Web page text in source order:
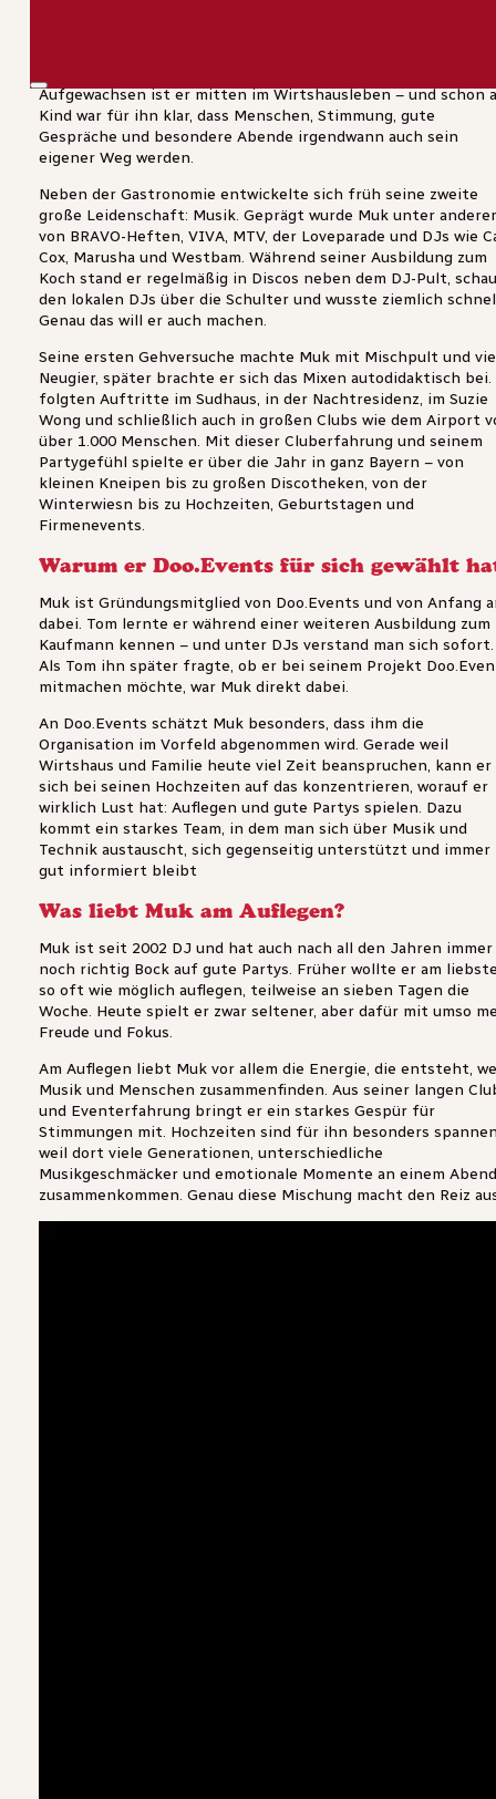
Aufgewachsen ist er mitten im Wirtshausleben – und schon
Kind war für ihn klar, dass Menschen, Stimmung, gute
Gespräche und besondere Abende irgendwann auch sein
eigener Weg werden.
Neben der Gastronomie entwickelte sich früh seine zweite
große Leidenschaft: Musik. Geprägt wurde Muk unter
von BRAVO-Heften, VIVA, MTV, der Loveparade und DJs wie
Cox, Marusha und Westbam. Während seiner Ausbildung zum
Koch stand er regelmäßig in Discos neben dem DJ-Pult,
den lokalen DJs über die Schulter und wusste ziemlich
Genau das will er auch machen.
Seine ersten Gehversuche machte Muk mit Mischpult und
Neugier, später brachte er sich das Mixen autodidaktisch bei.
folgten Auftritte im Sudhaus, in der Nachtresidenz, im Suzie
Wong und schließlich auch in großen Clubs wie dem Airport
über 1.000 Menschen. Mit dieser Cluberfahrung und seinem
Partygefühl spielte er über die Jahr in ganz Bayern – von
kleinen Kneipen bis zu großen Discotheken, von der
Winterwiesn bis zu Hochzeiten, Geburtstagen und
Firmenevents.
Warum er Doo.Events für sich gewählt
Muk ist Gründungsmitglied von Doo.Events und von Anfang
dabei. Tom lernte er während einer weiteren Ausbildung zum
Kaufmann kennen – und unter DJs verstand man sich sofort.
Als Tom ihn später fragte, ob er bei seinem Projekt
mitmachen möchte, war Muk direkt dabei.
An Doo.Events schätzt Muk besonders, dass ihm die
Organisation im Vorfeld abgenommen wird. Gerade weil
Wirtshaus und Familie heute viel Zeit beanspruchen, kann er
sich bei seinen Hochzeiten auf das konzentrieren, worauf er
wirklich Lust hat: Auflegen und gute Partys spielen. Dazu
kommt ein starkes Team, in dem man sich über Musik und
Technik austauscht, sich gegenseitig unterstützt und immer
gut informiert bleibt
Was liebt Muk am Auflegen?
Muk ist seit 2002 DJ und hat auch nach all den Jahren immer
noch richtig Bock auf gute Partys. Früher wollte er am
so oft wie möglich auflegen, teilweise an sieben Tagen die
Woche. Heute spielt er zwar seltener, aber dafür mit umso
Freude und Fokus.
Am Auflegen liebt Muk vor allem die Energie, die entsteht,
Musik und Menschen zusammenfinden. Aus seiner langen
und Eventerfahrung bringt er ein starkes Gespür für
Stimmungen mit. Hochzeiten sind für ihn besonders
weil dort viele Generationen, unterschiedliche
Musikgeschmäcker und emotionale Momente an einem Abend
zusammenkommen. Genau diese Mischung macht den Reiz